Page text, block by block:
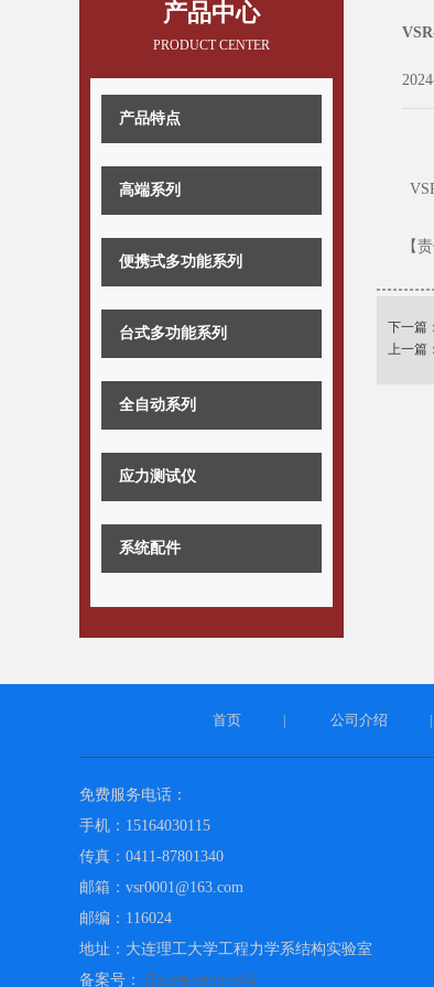
产品中心
PRODUCT CENTER
产品特点
高端系列
便携式多功能系列
台式多功能系列
全自动系列
应力测试仪
系统配件
【
下一篇
上一篇
首页 公司介绍
免费服务电话：
手机：15164030115
传真：0411-87801340
邮箱：vsr0001@163.com
邮编：116024
地址：大连理工大学工程力学系结构实验室
备案号：
辽ICP备10010710号